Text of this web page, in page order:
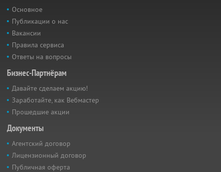
Основное
Публикации о нас
Вакансии
Правила сервиса
Ответы на вопросы
Бизнес-Партнёрам
Давайте сделаем акцию!
Заработайте, как Вебмастер
Прошедшие акции
Документы
Агентский договор
Лицензионный договор
Публичная оферта